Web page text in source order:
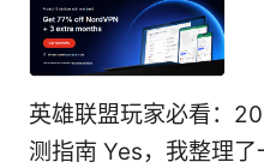
英雄联盟玩家必看：
测指南 Yes，我整理